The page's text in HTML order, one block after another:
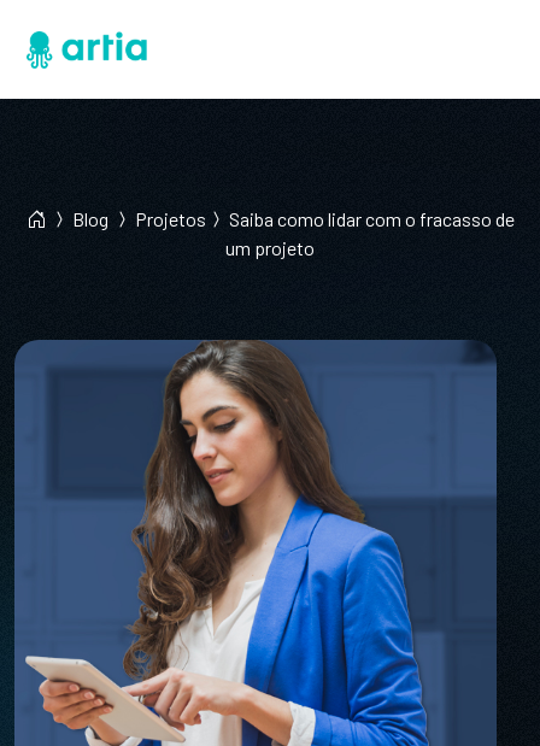
Blog Projetos
Saiba como lidar com o fracasso de
um projeto